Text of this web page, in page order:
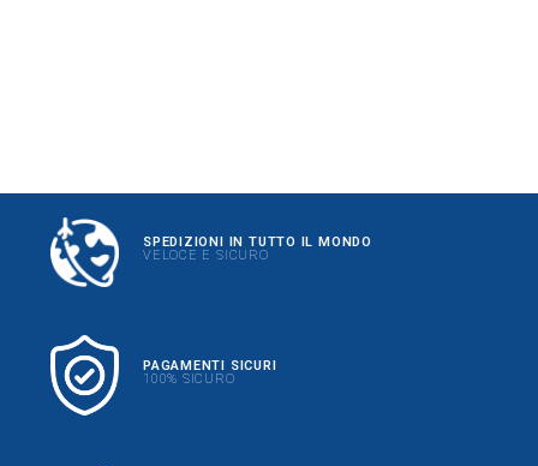
SPEDIZIONI IN TUTTO IL MONDO
VELOCE E SICURO
PAGAMENTI SICURI
100% SICURO